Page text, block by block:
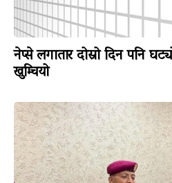
नेप्से लगातार दोस्रो दिन पनि
खुम्चियो